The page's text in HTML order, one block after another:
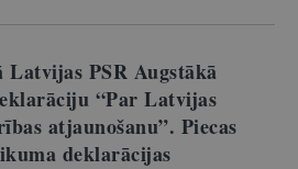
Latvijas PSR Augstākā
“Par Latvijas
atjaunošanu”. Piecas
deklarācijas